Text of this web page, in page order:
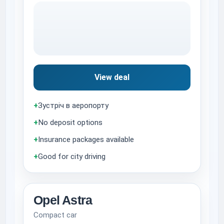
View deal
+Зустріч в аеропорту
+No deposit options
+Insurance packages available
+Good for city driving
Opel Astra
Compact car